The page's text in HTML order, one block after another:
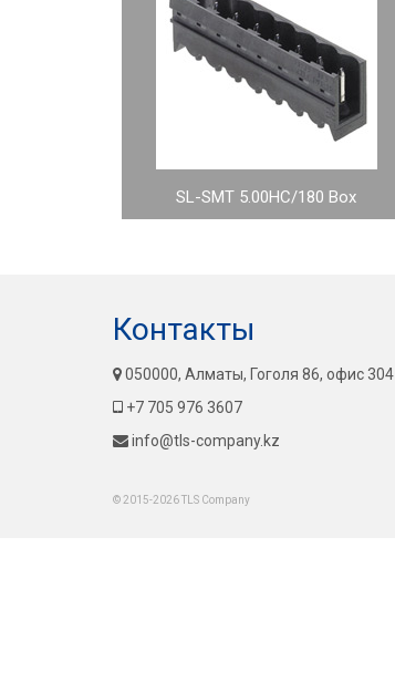
SL-SMT 5.00HC/180 Box
Контакты
050000, Алматы, Гоголя 86, офис 304
+7 705 976 3607
info@tls-company.kz
© 2015-2026 TLS Company